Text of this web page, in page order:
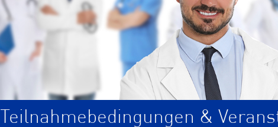
Teilnahmebedingungen &